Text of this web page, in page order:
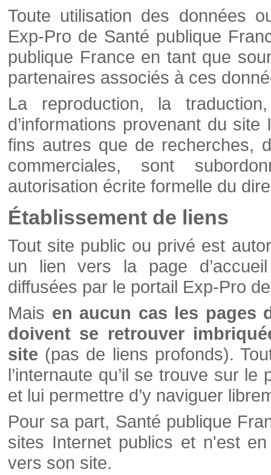
Toute utilisation des données
Exp-Pro de Santé publique
publique France en tant que
partenaires associés à ces
La reproduction, la
d’informations provenant du
fins autres que de recherches,
commerciales, sont
autorisation écrite formelle du
Établissement de liens
Tout site public ou privé est
un lien vers la page
diffusées par le portail Exp-Pro
Mais en aucun cas les pages
doivent se retrouver
site (pas de liens profonds).
l’internaute qu’il se trouve sur
et lui permettre d’y naviguer
Pour sa part, Santé publique
sites Internet publics et n'est
vers son site.